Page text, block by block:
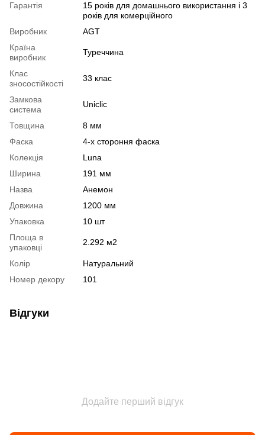
Гарантія
15 років для домашнього використання і 3
років для комерційного
Виробник
AGT
Країна
виробник
Туреччина
Клас
зносостійкості
33 клас
Замкова
система
Uniclic
Товщина
8 мм
Фаска
4-х стороння фаска
Колекція
Luna
Ширина
191 мм
Назва
Анемон
Довжина
1200 мм
Упаковка
10 шт
Площа в
упаковці
2.292 м2
Колір
Натуральний
Номер декору
101
Відгуки
Додайте перший відгук